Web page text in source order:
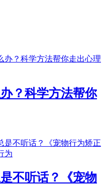
？科学方法帮你
不听话？《宠物